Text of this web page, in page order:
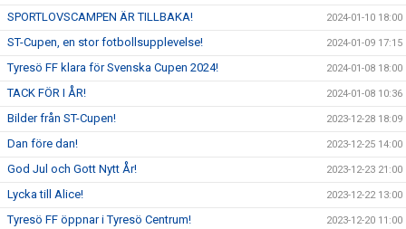
SPORTLOVSCAMPEN ÄR TILLBAKA! 2024-01-10 18:00
ST-Cupen, en stor fotbollsupplevelse! 2024-01-09 17:15
Tyresö FF klara för Svenska Cupen 2024! 2024-01-08 18:00
TACK FÖR I ÅR! 2024-01-08 10:36
Bilder från ST-Cupen! 2023-12-28 18:09
Dan före dan! 2023-12-25 14:00
God Jul och Gott Nytt År! 2023-12-23 21:00
Lycka till Alice! 2023-12-22 13:00
Tyresö FF öppnar i Tyresö Centrum! 2023-12-20 11:00